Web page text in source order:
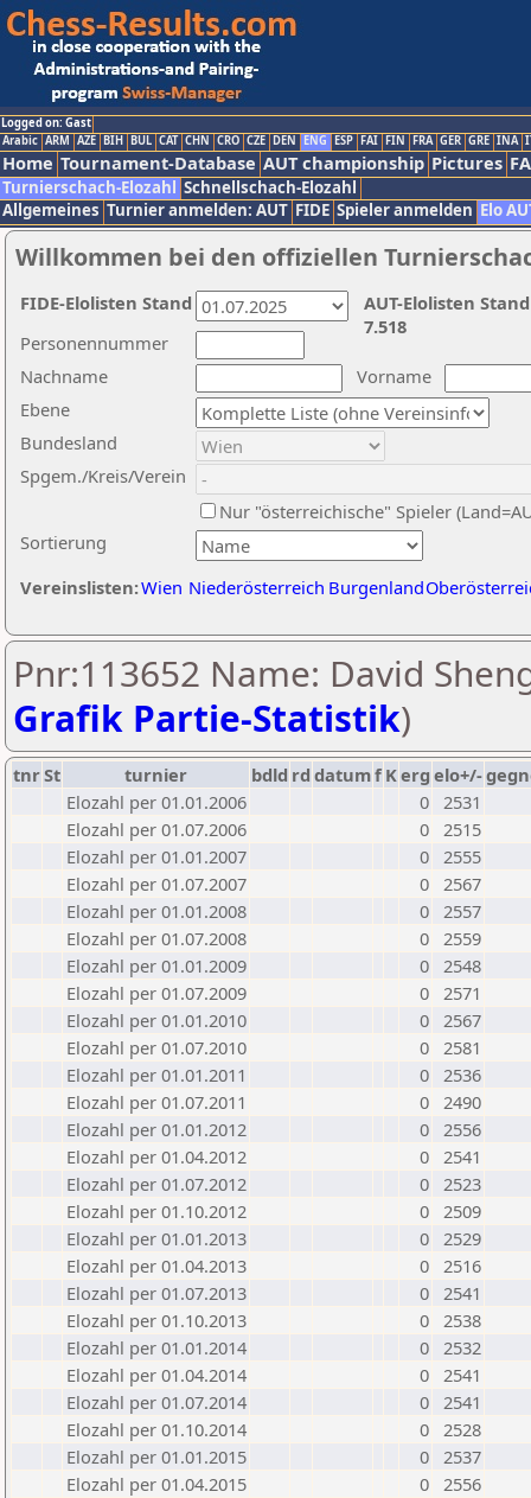
Logged on: Gast
Arabic ARM AZE BIH BUL CAT CHN CRO CZE DEN ENG ESP FAI FIN FRA GER GRE INA
Home Tournament-Database AUT championship Pictures
Turnierschach-Elozahl Schnellschach-Elozahl
Allgemeines Turnier anmelden: AUT FIDE Spieler anmelden Elo
Willkommen bei den offiziellen
Nachname
Vorname
Ebene
Sortierung
Personennummer
Bundesland
Spgem./Kreis/Verein
Nur "österreichische" Spieler
Vereinslisten:Wien Niederösterreich Burgenland
AUT-Elolisten
7.518
FIDE-Elolisten Stand
Pnr:113652 Name: David
Grafik Partie-Statistik)
tnrSt turnier bdld rd datumf Kerg elo+/-
Elozahl per 01.01.2006
0 2531
Elozahl per 01.07.2006
0 2515
Elozahl per 01.01.2007
0 2555
Elozahl per 01.07.2007
0 2567
Elozahl per 01.01.2008
0 2557
Elozahl per 01.07.2008
0 2559
Elozahl per 01.01.2009
0 2548
Elozahl per 01.07.2009
0 2571
Elozahl per 01.01.2010
0 2567
Elozahl per 01.07.2010
0 2581
Elozahl per 01.01.2011
0 2536
Elozahl per 01.07.2011
0 2490
Elozahl per 01.01.2012
0 2556
Elozahl per 01.04.2012
0 2541
Elozahl per 01.07.2012
0 2523
Elozahl per 01.10.2012
0 2509
Elozahl per 01.01.2013
0 2529
Elozahl per 01.04.2013
0 2516
Elozahl per 01.07.2013
0 2541
Elozahl per 01.10.2013
0 2538
Elozahl per 01.01.2014
0 2532
Elozahl per 01.04.2014
0 2541
Elozahl per 01.07.2014
0 2541
Elozahl per 01.10.2014
0 2528
Elozahl per 01.01.2015
0 2537
Elozahl per 01.04.2015
0 2556